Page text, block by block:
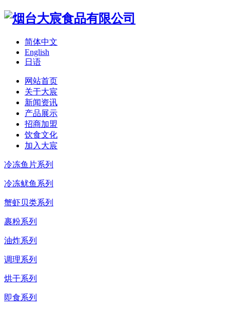
简体中文
English
日语
网站首页
关于大宸
新闻资讯
产品展示
招商加盟
饮食文化
加入大宸
冷冻鱼片系列
冷冻鱿鱼系列
蟹虾贝类系列
裹粉系列
油炸系列
调理系列
烘干系列
即食系列